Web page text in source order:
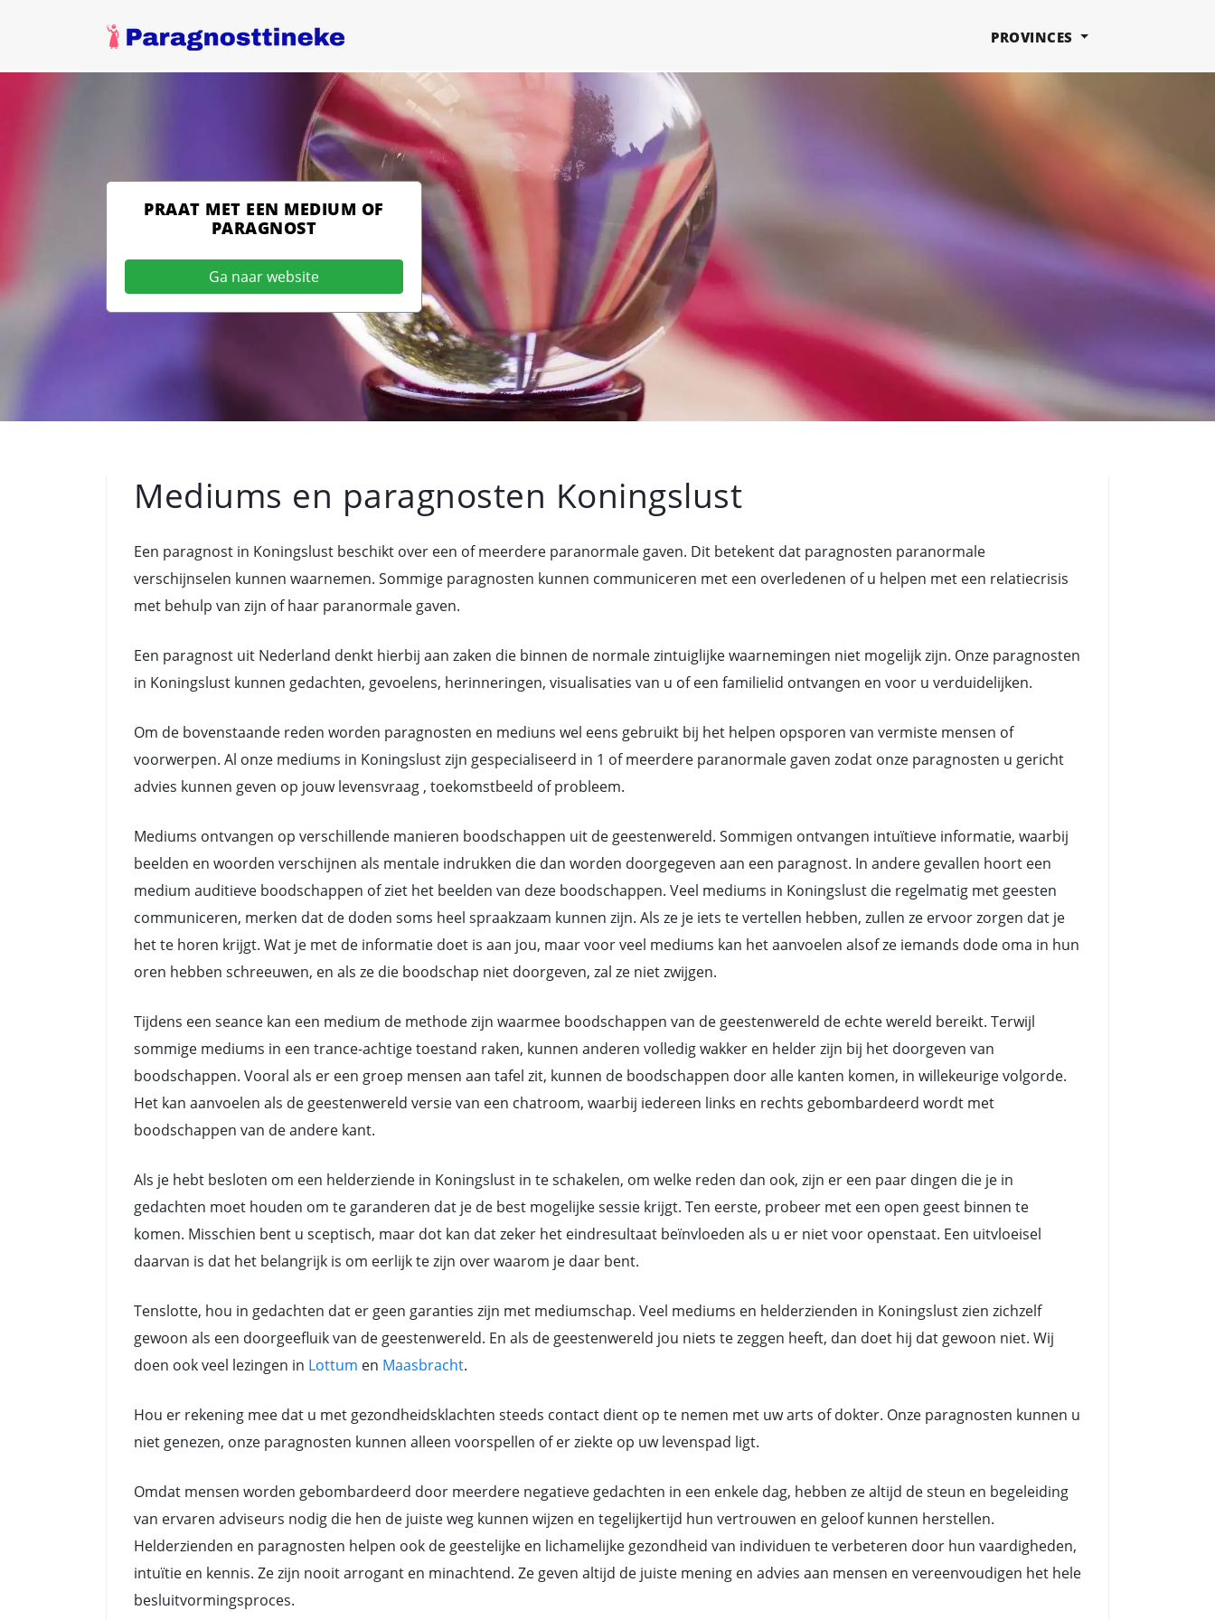
PROVINCES
PRAAT MET EEN MEDIUM OF
PARAGNOST
Ga naar website
Mediums en paragnosten Koningslust
Een paragnost in Koningslust beschikt over een of meerdere paranormale gaven. Dit betekent dat paragnosten paranormale
verschijnselen kunnen waarnemen. Sommige paragnosten kunnen communiceren met een overledenen of u helpen met een relatiecrisis
met behulp van zijn of haar paranormale gaven.
Een paragnost uit Nederland denkt hierbij aan zaken die binnen de normale zintuiglijke waarnemingen niet mogelijk zijn. Onze paragnosten
in Koningslust kunnen gedachten, gevoelens, herinneringen, visualisaties van u of een familielid ontvangen en voor u verduidelijken.
Om de bovenstaande reden worden paragnosten en mediuns wel eens gebruikt bij het helpen opsporen van vermiste mensen of
voorwerpen. Al onze mediums in Koningslust zijn gespecialiseerd in 1 of meerdere paranormale gaven zodat onze paragnosten u gericht
advies kunnen geven op jouw levensvraag , toekomstbeeld of probleem.
Mediums ontvangen op verschillende manieren boodschappen uit de geestenwereld. Sommigen ontvangen intuïtieve informatie, waarbij
beelden en woorden verschijnen als mentale indrukken die dan worden doorgegeven aan een paragnost. In andere gevallen hoort een
medium auditieve boodschappen of ziet het beelden van deze boodschappen. Veel mediums in Koningslust die regelmatig met geesten
communiceren, merken dat de doden soms heel spraakzaam kunnen zijn. Als ze je iets te vertellen hebben, zullen ze ervoor zorgen dat je
het te horen krijgt. Wat je met de informatie doet is aan jou, maar voor veel mediums kan het aanvoelen alsof ze iemands dode oma in hun
oren hebben schreeuwen, en als ze die boodschap niet doorgeven, zal ze niet zwijgen.
Tijdens een seance kan een medium de methode zijn waarmee boodschappen van de geestenwereld de echte wereld bereikt. Terwijl
sommige mediums in een trance-achtige toestand raken, kunnen anderen volledig wakker en helder zijn bij het doorgeven van
boodschappen. Vooral als er een groep mensen aan tafel zit, kunnen de boodschappen door alle kanten komen, in willekeurige volgorde.
Het kan aanvoelen als de geestenwereld versie van een chatroom, waarbij iedereen links en rechts gebombardeerd wordt met
boodschappen van de andere kant.
Als je hebt besloten om een helderziende in Koningslust in te schakelen, om welke reden dan ook, zijn er een paar dingen die je in
gedachten moet houden om te garanderen dat je de best mogelijke sessie krijgt. Ten eerste, probeer met een open geest binnen te
komen. Misschien bent u sceptisch, maar dot kan dat zeker het eindresultaat beïnvloeden als u er niet voor openstaat. Een uitvloeisel
daarvan is dat het belangrijk is om eerlijk te zijn over waarom je daar bent.
Tenslotte, hou in gedachten dat er geen garanties zijn met mediumschap. Veel mediums en helderzienden in Koningslust zien zichzelf
gewoon als een doorgeefluik van de geestenwereld. En als de geestenwereld jou niets te zeggen heeft, dan doet hij dat gewoon niet. Wij
doen ook veel lezingen in Lottum en Maasbracht.
Hou er rekening mee dat u met gezondheidsklachten steeds contact dient op te nemen met uw arts of dokter. Onze paragnosten kunnen u
niet genezen, onze paragnosten kunnen alleen voorspellen of er ziekte op uw levenspad ligt.
Omdat mensen worden gebombardeerd door meerdere negatieve gedachten in een enkele dag, hebben ze altijd de steun en begeleiding
van ervaren adviseurs nodig die hen de juiste weg kunnen wijzen en tegelijkertijd hun vertrouwen en geloof kunnen herstellen.
Helderzienden en paragnosten helpen ook de geestelijke en lichamelijke gezondheid van individuen te verbeteren door hun vaardigheden,
intuïtie en kennis. Ze zijn nooit arrogant en minachtend. Ze geven altijd de juiste mening en advies aan mensen en vereenvoudigen het hele
besluitvormingsproces.